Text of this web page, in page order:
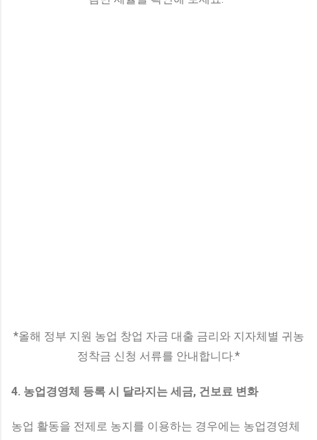
*올해 정부 지원 농업 창업 자금 대출 금리와 지자체별 귀농
정착금 신청 서류를 안내합니다.*
4. 농업경영체 등록 시 달라지는 세금, 건보료 변화
농업 활동을 전제로 농지를 이용하는 경우에는 농업경영체